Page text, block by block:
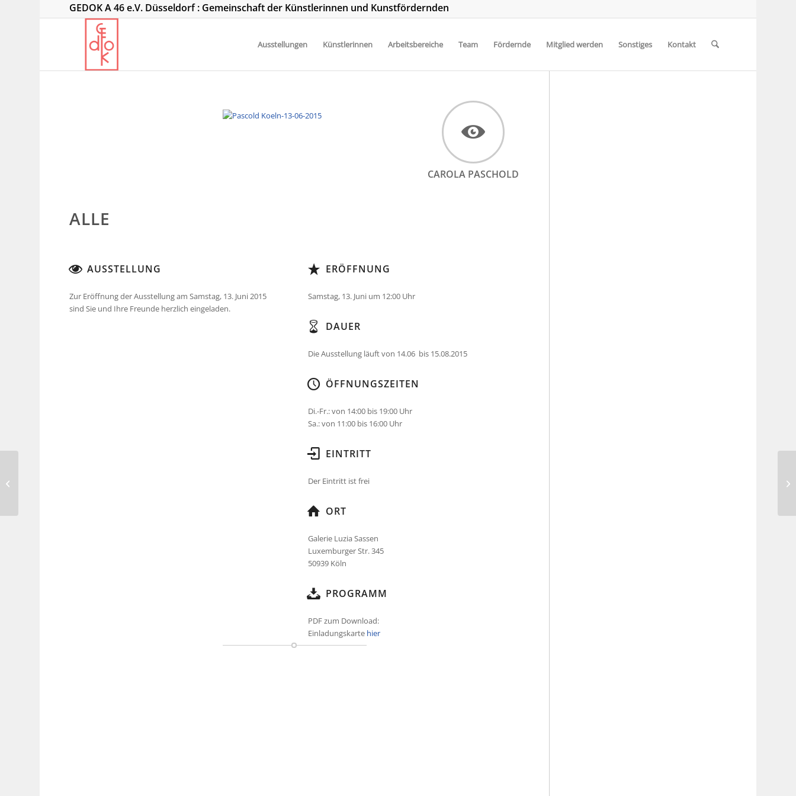
GEDOK A 46 e.V. Düsseldorf : Gemeinschaft der Künstlerinnen und Kunstfördernden
Ausstellungen Künstlerinnen Arbeitsbereiche Team Fördernde Mitglied werden Sonstiges Kontakt
CAROLA PASCHOLD
ALLE
AUSSTELLUNG
Zur Eröffnung der Ausstellung am Samstag, 13. Juni 2015
sind Sie und Ihre Freunde herzlich eingeladen.
ERÖFFNUNG
Samstag, 13. Juni um 12:00 Uhr
DAUER
Die Ausstellung läuft von 14.06 bis 15.08.2015
ÖFFNUNGSZEITEN
Di.-Fr.: von 14:00 bis 19:00 Uhr
Sa.: von 11:00 bis 16:00 Uhr
EINTRITT
Der Eintritt ist frei
ORT
Galerie Luzia Sassen
Luxemburger Str. 345
50939 Köln
PROGRAMM
PDF zum Download:
Einladungskarte hier